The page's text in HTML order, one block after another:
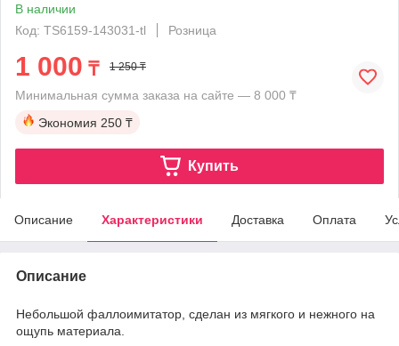
В наличии
Код: TS6159-143031-tl
Розница
1 000 ₸ 1 250 ₸
Минимальная сумма заказа на сайте — 8 000 ₸
Экономия 250 ₸
Купить
Описание Характеристики Доставка Оплата
Описание
Небольшой фаллоимитатор, сделан из мягкого и нежного на
ощупь материала.